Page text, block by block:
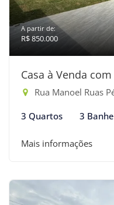
A partir de:
R$ 850.000
Casa à Venda
Rua Manoel Ruas
3 Quartos 3
Mais informações